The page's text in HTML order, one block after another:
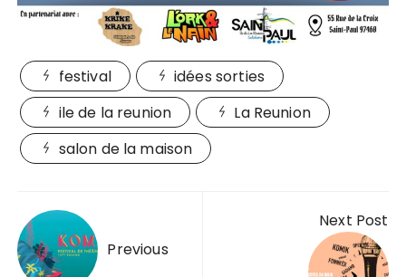
festival
idées sorties
ile de la reunion
La Reunion
salon de la maison
Navigation
de
l’article Previous
Next Post